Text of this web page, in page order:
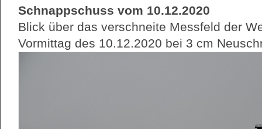
Schnappschuss vom 10.12.2020
Blick über das verschneite Messfeld der
Vormittag des 10.12.2020 bei 3 cm